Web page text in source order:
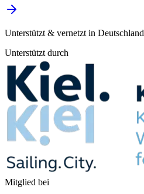
Unterstützt & vernetzt in Deutschland
Unterstützt durch
Mitglied bei